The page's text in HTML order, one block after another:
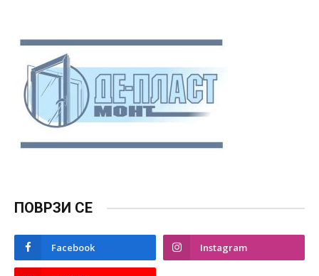
ПОВРЗИ СЕ
Facebook Instagram